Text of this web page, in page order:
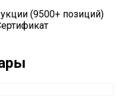
(9500+ позиций)